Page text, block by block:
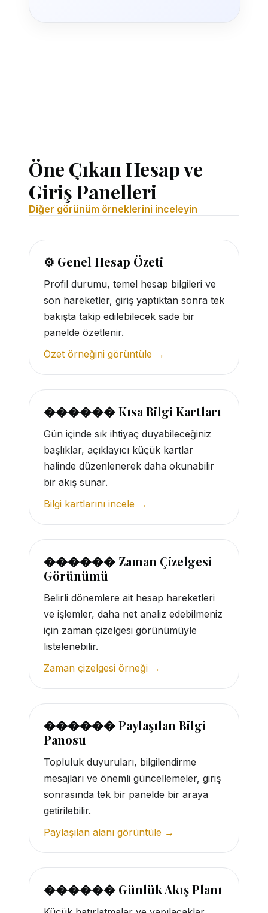
Öne Çıkan Hesap ve
Giriş Panelleri
Diğer görünüm örneklerini inceleyin
⚙️ Genel Hesap Özeti
Profil durumu, temel hesap bilgileri ve
son hareketler, giriş yaptıktan sonra tek
bakışta takip edilebilecek sade bir
panelde özetlenir.
Özet örneğini görüntüle →
������ Kısa Bilgi Kartları
Gün içinde sık ihtiyaç duyabileceğiniz
başlıklar, açıklayıcı küçük kartlar
halinde düzenlenerek daha okunabilir
bir akış sunar.
Bilgi kartlarını incele →
������ Zaman Çizelgesi
Görünümü
Belirli dönemlere ait hesap hareketleri
ve işlemler, daha net analiz edebilmeniz
için zaman çizelgesi görünümüyle
listelenebilir.
Zaman çizelgesi örneği →
������ Paylaşılan Bilgi
Panosu
Topluluk duyuruları, bilgilendirme
mesajları ve önemli güncellemeler, giriş
sonrasında tek bir panelde bir araya
getirilebilir.
Paylaşılan alanı görüntüle →
������ Günlük Akış Planı